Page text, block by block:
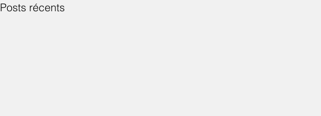
Posts récents